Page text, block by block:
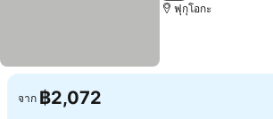
ฟุกุโอกะ
จาก ฿2,072